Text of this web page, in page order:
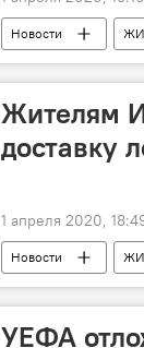
Новости
полиция
Жителям
доставку
1 апреля 2020,
Новости
Коронавирус
УЕФА